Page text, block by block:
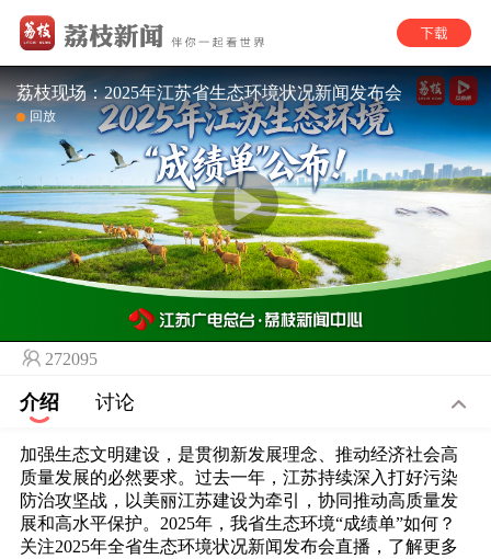
荔枝现场：2025年江苏省生态环境状况新闻发布会
回放
272095
介绍 讨论
加强生态文明建设，是贯彻新发展理念、推动经济社会高
质量发展的必然要求。过去一年，江苏持续深入打好污染
防治攻坚战，以美丽江苏建设为牵引，协同推动高质量发
展和高水平保护。2025年，我省生态环境“成绩单”如何？
关注2025年全省生态环境状况新闻发布会直播，了解更多